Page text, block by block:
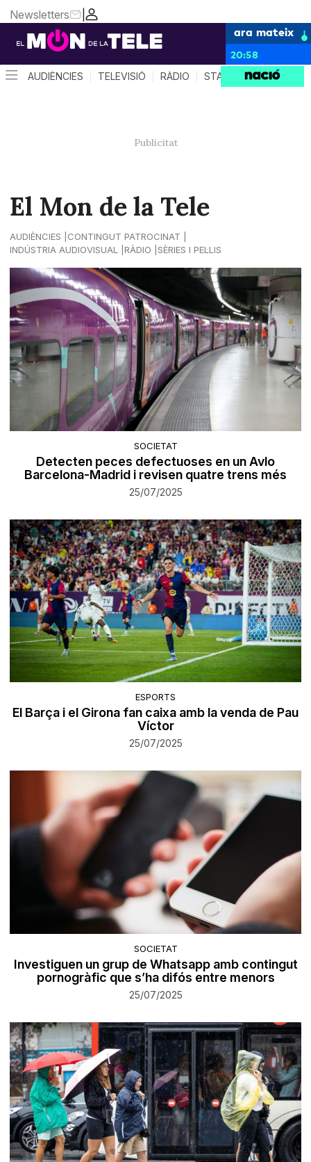
|
Newsletters
ara mateix
20:58
AUDIÈNCIES TELEVISIÓ RÀDIO STAR SYSTEM
El Mon de la Tele
AUDIÈNCIES
CONTINGUT PATROCINAT
INDÚSTRIA AUDIOVISUAL
RÀDIO SÈRIES I PEL·LIS
SOCIETAT
Detecten peces defectuoses en un Avlo
Barcelona-Madrid i revisen quatre trens més
25/07/2025
ESPORTS
El Barça i el Girona fan caixa amb la venda de Pau
Víctor
25/07/2025
SOCIETAT
Investiguen un grup de Whatsapp amb contingut
pornogràfic que s’ha difós entre menors
25/07/2025